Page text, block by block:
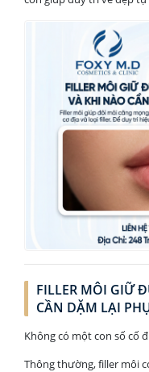
FILLER MÔI GIỮ
CẦN DẶM LẠI
Không có một con số cố
Thông thường, filler môi